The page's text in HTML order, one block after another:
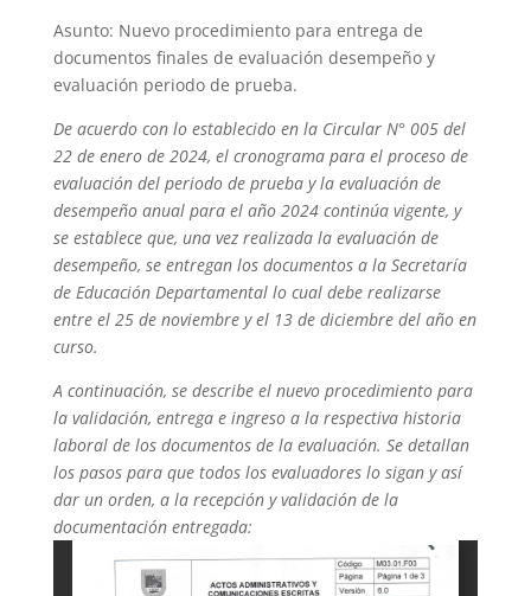
Asunto: Nuevo procedimiento para entrega de
documentos finales de evaluación desempeño y
evaluación periodo de prueba.
De acuerdo con lo establecido en la Circular N° 005 del
22 de enero de 2024, el cronograma para el proceso de
evaluación del periodo de prueba y la evaluación de
desempeño anual para el año 2024 continúa vigente, y
se establece que, una vez realizada la evaluación de
desempeño, se entregan los documentos a la Secretaría
de Educación Departamental lo cual debe realizarse
entre el 25 de noviembre y el 13 de diciembre del año en
curso.
A continuación, se describe el nuevo procedimiento para
la validación, entrega e ingreso a la respectiva historia
laboral de los documentos de la evaluación. Se detallan
los pasos para que todos los evaluadores lo sigan y así
dar un orden, a la recepción y validación de la
documentación entregada: